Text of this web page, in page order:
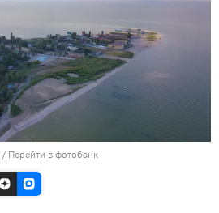
/ Перейти в фотобанк